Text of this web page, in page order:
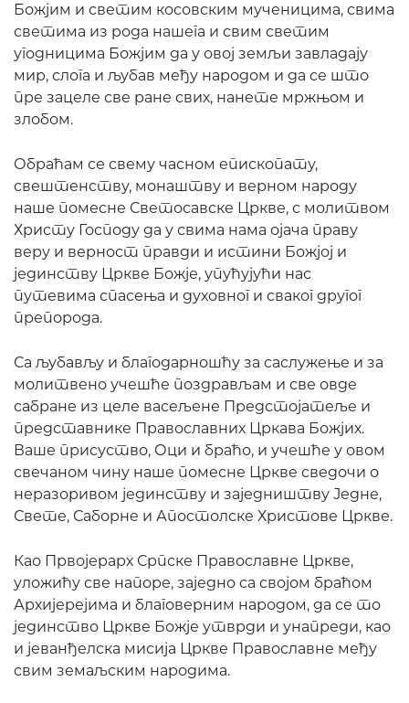
Божјим и светим косовским мученицима, свима
светима из рода нашега и свим светим
угодницима Божјим да у овој земљи завладају
мир, слога и љубав међу народом и да се што
пре зацеле све ране свих, нанете мржњом и
злобом.
Обраћам се свему часном епископату,
свештенству, монаштву и верном народу
наше помесне Светосавске Цркве, с молитвом
Христу Господу да у свима нама ојача праву
веру и верност правди и истини Божјој и
јединству Цркве Божје, упућујући нас
путевима спасења и духовног и сваког другог
препорода.
Са љубављу и благодарношћу за саслужење и за
молитвено учешће поздрављам и све овде
сабране из целе васељене Предстојатеље и
представнике Православних Цркава Божјих.
Ваше присуство, Оци и браћо, и учешће у овом
свечаном чину наше помесне Цркве сведочи о
неразоривом јединству и заједништву Једне,
Свете, Саборне и Апостолске Христове Цркве.
Као Првојерарх Српске Православне Цркве,
уложићу све напоре, заједно са својом браћом
Архијерејима и благоверним народом, да се то
јединство Цркве Божје утврди и унапреди, као
и јеванђелска мисија Цркве Православне међу
свим земаљским народима.